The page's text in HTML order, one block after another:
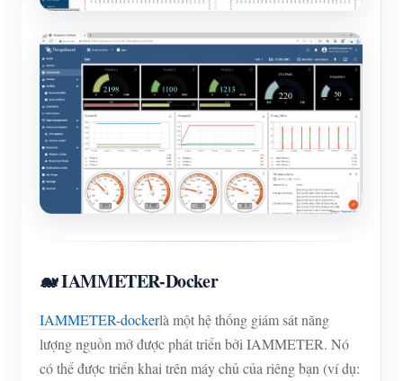
🐋 IAMMETER-Docker
IAMMETER-dockerlà một hệ thống giám sát năng
lượng nguồn mở được phát triển bởi IAMMETER. Nó
có thể được triển khai trên máy chủ của riêng bạn (ví dụ: